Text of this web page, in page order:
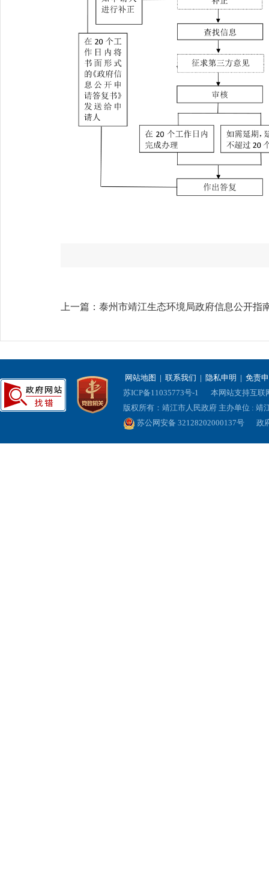
上一篇： 泰州市靖江生态环境局政府信息公开指
网站地图 | 联系我们 | 隐私申明 | 免责
苏ICP备11035773号-1
本网站支持互联
版权所有：靖江市人民政府 主办单位 : 靖
苏公网安备 32128202000137号
政